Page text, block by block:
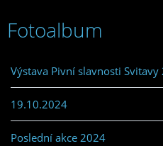
Fotoalbum
Výstava Pivní slavnosti Svitavy
19.10.2024
Poslední akce 2024